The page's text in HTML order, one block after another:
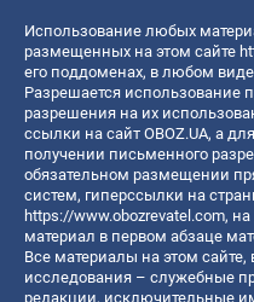
Использование любых
размещенных на этом сайте
его поддоменах, в любом
Разрешается использование
разрешения на их
ссылки на сайт OBOZ.UA, а
получении письменного
обязательном размещении
систем, гиперссылки на
https://www.obozrevatel.com,
материал в первом абзаце
Все материалы на этом сайте,
исследования – служебные
редакции, исключительные